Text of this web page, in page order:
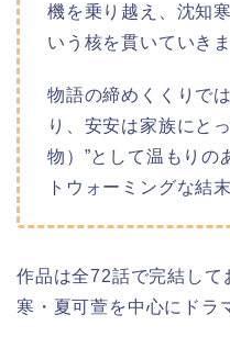
機を乗り越え、沈知
いう核を貫いていきま
物語の締めくくりで
り、安安は家族にと
物）”として温もりの
トウォーミングな結
作品は全72話で完結して
寒・夏可萱を中心にドラ